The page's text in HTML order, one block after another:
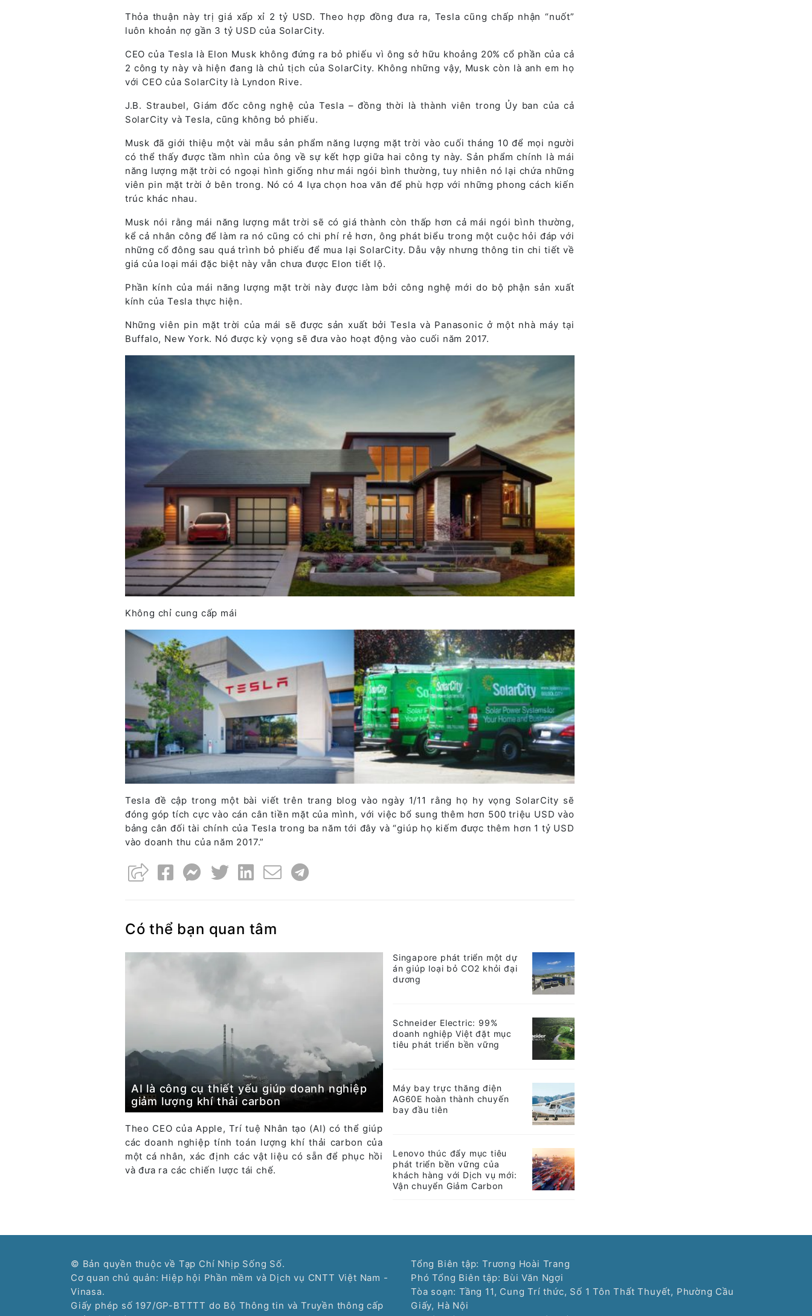
Thỏa thuận này trị giá xấp xỉ 2 tỷ USD. Theo hợp đồng đưa ra, Tesla cũng chấp nhận “nuốt”
luôn khoản nợ gần 3 tỷ USD của SolarCity.
CEO của Tesla là Elon Musk không đứng ra bỏ phiếu vì ông sở hữu khoảng 20% cổ phần của cả
2 công ty này và hiện đang là chủ tịch của SolarCity. Không những vậy, Musk còn là anh em họ
với CEO của SolarCity là Lyndon Rive.
J.B. Straubel, Giám đốc công nghệ của Tesla – đồng thời là thành viên trong Ủy ban của cả
SolarCity và Tesla, cũng không bỏ phiếu.
Musk đã giới thiệu một vài mẫu sản phẩm năng lượng mặt trời vào cuối tháng 10 để mọi người
có thể thấy được tầm nhìn của ông về sự kết hợp giữa hai công ty này. Sản phẩm chính là mái
năng lượng mặt trời có ngoại hình giống như mái ngói bình thường, tuy nhiên nó lại chứa những
viên pin mặt trời ở bên trong. Nó có 4 lựa chọn hoa văn để phù hợp với những phong cách kiến
trúc khác nhau.
Musk nói rằng mái năng lượng mắt trời sẽ có giá thành còn thấp hơn cả mái ngói bình thường,
kể cả nhân công để làm ra nó cũng có chi phí rẻ hơn, ông phát biểu trong một cuộc hỏi đáp với
những cổ đông sau quá trình bỏ phiếu để mua lại SolarCity. Dẫu vậy nhưng thông tin chi tiết về
giá của loại mái đặc biệt này vẫn chưa được Elon tiết lộ.
Phần kính của mái năng lượng mặt trời này được làm bởi công nghệ mới do bộ phận sản xuất
kính của Tesla thực hiện.
Những viên pin mặt trời của mái sẽ được sản xuất bởi Tesla và Panasonic ở một nhà máy tại
Buffalo, New York. Nó được kỳ vọng sẽ đưa vào hoạt động vào cuối năm 2017.
Không chỉ cung cấp mái
Tesla đề cập trong một bài viết trên trang blog vào ngày 1/11 rằng họ hy vọng SolarCity sẽ
đóng góp tích cực vào cán cân tiền mặt của mình, với việc bổ sung thêm hơn 500 triệu USD vào
bảng cân đối tài chính của Tesla trong ba năm tới đây và “giúp họ kiếm được thêm hơn 1 tỷ USD
vào doanh thu của năm 2017.”
Có thể bạn quan tâm
AI là công cụ thiết yếu giúp doanh nghiệp
giảm lượng khí thải carbon
Theo CEO của Apple, Trí tuệ Nhân tạo (AI) có thể giúp
các doanh nghiệp tính toán lượng khí thải carbon của
một cá nhân, xác định các vật liệu có sẵn để phục hồi
và đưa ra các chiến lược tái chế.
Singapore phát triển một dự
án giúp loại bỏ CO2 khỏi đại
dương
Schneider Electric: 99%
doanh nghiệp Việt đặt mục
tiêu phát triển bền vững
Máy bay trực thăng điện
AG60E hoàn thành chuyến
bay đầu tiên
Lenovo thúc đẩy mục tiêu
phát triển bền vững của
khách hàng với Dịch vụ mới:
Vận chuyển Giảm Carbon
© Bản quyền thuộc về Tạp Chí Nhịp Sống Số.
Cơ quan chủ quản: Hiệp hội Phần mềm và Dịch vụ CNTT Việt Nam -
Vinasa.
Giấy phép số 197/GP-BTTTT do Bộ Thông tin và Truyền thông cấp
Tổng Biên tập: Trương Hoài Trang
Phó Tổng Biên tập: Bùi Văn Ngợi
Tòa soạn: Tầng 11, Cung Trí thức, Số 1 Tôn Thất Thuyết, Phường Cầu
Giấy, Hà Nội